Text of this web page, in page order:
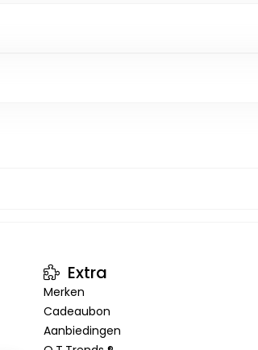
Extra
Merken
Cadeaubon
Aanbiedingen